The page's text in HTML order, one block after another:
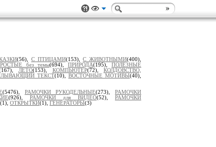
(56), С ПТИЦАМИ(153),С ЖИВОТНЫМИ(400),
без темы(694), ПРИРОДА(195),ПОЛЕЗНЫЕ
ЛЕТО(153), КОМПЬЮТЕР(72), КОЛДОВСТВО,
ТЕКСТ(10), ВОСТОЧНЫЕ МОТИВЫ(40),
(5476), РАМОЧКИ РУКОДЕЛЬНЫЕ(273),РАМОЧКИ
(926), РАМОЧКИ для ВИДЕО(52), РАМОЧКИ
(1), ОТКРЫТКИ(1), ГЕНЕРАТОРЫ(3)